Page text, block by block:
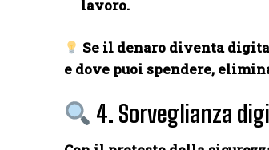
lavoro.
Se il denaro diventa
e dove puoi spendere,
4. Sorveglianza